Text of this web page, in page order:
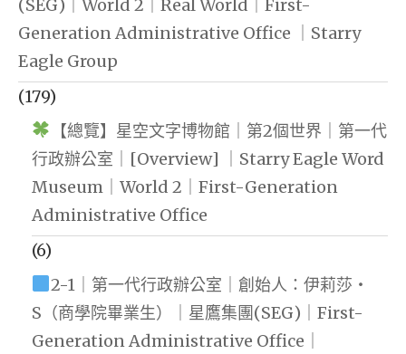
(SEG)｜World 2｜Real World｜First-
Generation Administrative Office ｜Starry
Eagle Group
(179)
【總覽】星空文字博物館｜第2個世界｜第一代
行政辦公室｜[Overview] ｜Starry Eagle Word
Museum｜World 2｜First-Generation
Administrative Office
(6)
2-1｜第一代行政辦公室｜創始人：伊莉莎・
S（商學院畢業生）｜星鷹集團(SEG)｜First-
Generation Administrative Office｜